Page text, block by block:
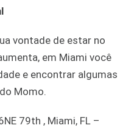
vontade de estar no
em Miami você
e encontrar algumas
Momo.
79th , Miami, FL –